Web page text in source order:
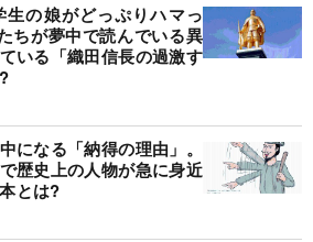
生の娘がどっぷりハマっ
ちが夢中で読んでいる異
いる「織田信長の過激す
になる「納得の理由」。
歴史上の人物が急に身近
とは?